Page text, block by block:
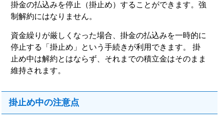
掛金の払込みを停止（掛止め）することができます。強
制解約にはなりません。
資金繰りが厳しくなった場合、掛金の払込みを一時的に
停止する「掛止め」という手続きが利用できます。 掛
止め中は解約とはならず、それまでの積立金はそのまま
維持されます。
掛止め中の注意点